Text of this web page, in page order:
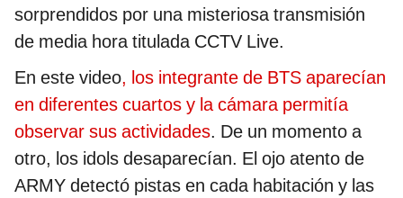
sorprendidos por una misteriosa transmisión
de media hora titulada CCTV Live.
En este video, los integrante de BTS aparecían
en diferentes cuartos y la cámara permitía
observar sus actividades. De un momento a
otro, los idols desaparecían. El ojo atento de
ARMY detectó pistas en cada habitación y las